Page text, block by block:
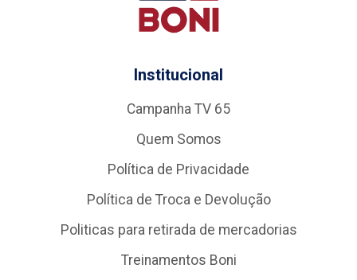
Institucional
Campanha TV 65
Quem Somos
Política de Privacidade
Política de Troca e Devolução
Politicas para retirada de mercadorias
Treinamentos Boni